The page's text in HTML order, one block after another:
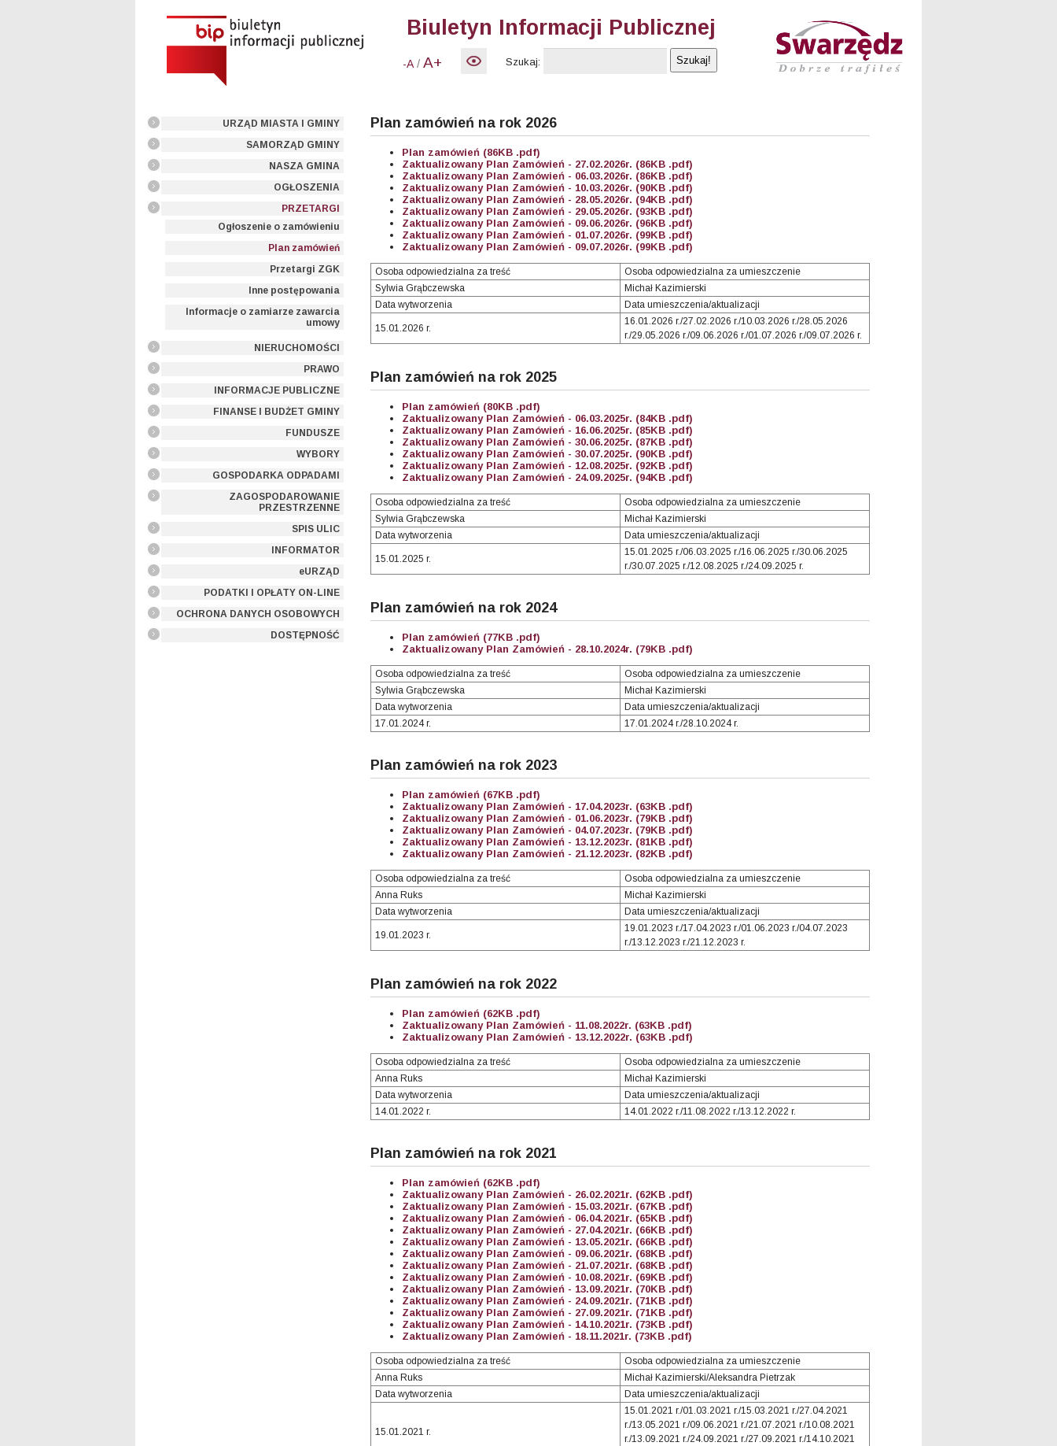
Biuletyn Informacji Publicznej
-A / A+ Szukaj:
URZĄD MIASTA I GMINY
SAMORZĄD GMINY
NASZA GMINA
OGŁOSZENIA
PRZETARGI
Ogłoszenie o zamówieniu
Plan zamówień
Przetargi ZGK
Inne postępowania
Informacje o zamiarze zawarcia
umowy
NIERUCHOMOŚCI
PRAWO
INFORMACJE PUBLICZNE
FINANSE I BUDŻET GMINY
FUNDUSZE
WYBORY
GOSPODARKA ODPADAMI
ZAGOSPODAROWANIE
PRZESTRZENNE
SPIS ULIC
INFORMATOR
eURZĄD
PODATKI I OPŁATY ON-LINE
OCHRONA DANYCH OSOBOWYCH
DOSTĘPNOŚĆ
Plan zamówień na rok 2026
Plan zamówień (86KB .pdf)
Zaktualizowany Plan Zamówień - 27.02.2026r. (86KB .pdf)
Zaktualizowany Plan Zamówień - 06.03.2026r. (86KB .pdf)
Zaktualizowany Plan Zamówień - 10.03.2026r. (90KB .pdf)
Zaktualizowany Plan Zamówień - 28.05.2026r. (94KB .pdf)
Zaktualizowany Plan Zamówień - 29.05.2026r. (93KB .pdf)
Zaktualizowany Plan Zamówień - 09.06.2026r. (96KB .pdf)
Zaktualizowany Plan Zamówień - 01.07.2026r. (99KB .pdf)
Zaktualizowany Plan Zamówień - 09.07.2026r. (99KB .pdf)
Osoba odpowiedzialna za treść
Osoba odpowiedzialna za umieszczenie
Sylwia Grąbczewska
Michał Kazimierski
Data wytworzenia
Data umieszczenia/aktualizacji
15.01.2026 r.
16.01.2026 r./27.02.2026 r./10.03.2026 r./28.05.2026
r./29.05.2026 r./09.06.2026 r./01.07.2026 r./09.07.2026 r.
Plan zamówień na rok 2025
Plan zamówień (80KB .pdf)
Zaktualizowany Plan Zamówień - 06.03.2025r. (84KB .pdf)
Zaktualizowany Plan Zamówień - 16.06.2025r. (85KB .pdf)
Zaktualizowany Plan Zamówień - 30.06.2025r. (87KB .pdf)
Zaktualizowany Plan Zamówień - 30.07.2025r. (90KB .pdf)
Zaktualizowany Plan Zamówień - 12.08.2025r. (92KB .pdf)
Zaktualizowany Plan Zamówień - 24.09.2025r. (94KB .pdf)
Osoba odpowiedzialna za treść
Osoba odpowiedzialna za umieszczenie
Sylwia Grąbczewska
Michał Kazimierski
Data wytworzenia
Data umieszczenia/aktualizacji
15.01.2025 r.
15.01.2025 r./06.03.2025 r./16.06.2025 r./30.06.2025
r./30.07.2025 r./12.08.2025 r./24.09.2025 r.
Plan zamówień na rok 2024
Plan zamówień (77KB .pdf)
Zaktualizowany Plan Zamówień - 28.10.2024r. (79KB .pdf)
Osoba odpowiedzialna za treść
Osoba odpowiedzialna za umieszczenie
Sylwia Grąbczewska
Michał Kazimierski
Data wytworzenia
Data umieszczenia/aktualizacji
17.01.2024 r.
17.01.2024 r./28.10.2024 r.
Plan zamówień na rok 2023
Plan zamówień (67KB .pdf)
Zaktualizowany Plan Zamówień - 17.04.2023r. (63KB .pdf)
Zaktualizowany Plan Zamówień - 01.06.2023r. (79KB .pdf)
Zaktualizowany Plan Zamówień - 04.07.2023r. (79KB .pdf)
Zaktualizowany Plan Zamówień - 13.12.2023r. (81KB .pdf)
Zaktualizowany Plan Zamówień - 21.12.2023r. (82KB .pdf)
Osoba odpowiedzialna za treść
Osoba odpowiedzialna za umieszczenie
Anna Ruks
Michał Kazimierski
Data wytworzenia
Data umieszczenia/aktualizacji
19.01.2023 r.
19.01.2023 r./17.04.2023 r./01.06.2023 r./04.07.2023
r./13.12.2023 r./21.12.2023 r.
Plan zamówień na rok 2022
Plan zamówień (62KB .pdf)
Zaktualizowany Plan Zamówień - 11.08.2022r. (63KB .pdf)
Zaktualizowany Plan Zamówień - 13.12.2022r. (63KB .pdf)
Osoba odpowiedzialna za treść
Osoba odpowiedzialna za umieszczenie
Anna Ruks
Michał Kazimierski
Data wytworzenia
Data umieszczenia/aktualizacji
14.01.2022 r.
14.01.2022 r./11.08.2022 r./13.12.2022 r.
Plan zamówień na rok 2021
Plan zamówień (62KB .pdf)
Zaktualizowany Plan Zamówień - 26.02.2021r. (62KB .pdf)
Zaktualizowany Plan Zamówień - 15.03.2021r. (67KB .pdf)
Zaktualizowany Plan Zamówień - 06.04.2021r. (65KB .pdf)
Zaktualizowany Plan Zamówień - 27.04.2021r. (66KB .pdf)
Zaktualizowany Plan Zamówień - 13.05.2021r. (66KB .pdf)
Zaktualizowany Plan Zamówień - 09.06.2021r. (68KB .pdf)
Zaktualizowany Plan Zamówień - 21.07.2021r. (68KB .pdf)
Zaktualizowany Plan Zamówień - 10.08.2021r. (69KB .pdf)
Zaktualizowany Plan Zamówień - 13.09.2021r. (70KB .pdf)
Zaktualizowany Plan Zamówień - 24.09.2021r. (71KB .pdf)
Zaktualizowany Plan Zamówień - 27.09.2021r. (71KB .pdf)
Zaktualizowany Plan Zamówień - 14.10.2021r. (73KB .pdf)
Zaktualizowany Plan Zamówień - 18.11.2021r. (73KB .pdf)
Osoba odpowiedzialna za treść
Osoba odpowiedzialna za umieszczenie
Anna Ruks
Michał Kazimierski/Aleksandra Pietrzak
Data wytworzenia
Data umieszczenia/aktualizacji
15.01.2021 r.
15.01.2021 r./01.03.2021 r./15.03.2021 r./27.04.2021
r./13.05.2021 r./09.06.2021 r./21.07.2021 r./10.08.2021
r./13.09.2021 r./24.09.2021 r./27.09.2021 r./14.10.2021